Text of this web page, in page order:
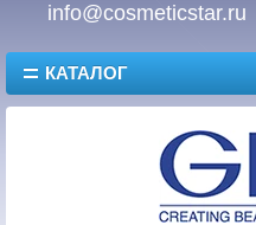
info@cosmeticstar.ru
КАТАЛОГ